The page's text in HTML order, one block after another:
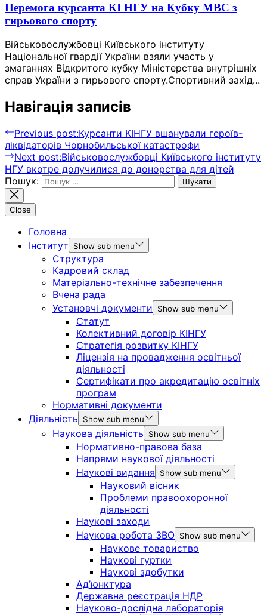
Перемога курсанта КІ НГУ на Кубку МВС з
гирьового спорту
Військовослужбовці Київського інституту
Національної гвардії України взяли участь у
змаганнях Відкритого кубку Міністерства внутрішніх
справ України з гирьового спорту.Спортивний захід...
Навігація записів
Previous post:Курсанти КІНГУ вшанували героїв-
ліквідаторів Чорнобильської катастрофи
Next post:Військовослужбовці Київського інституту
НГУ вкотре долучилися до донорства для дітей
Пошук:
Close
Головна
Інститут
Show sub menu
Структура
Кадровий склад
Матеріально-технічне забезпечення
Вчена рада
Установчі документи
Show sub menu
Статут
Колективний договір КІНГУ
Стратегія розвитку КІНГУ
Ліцензія на провадження освітньої
діяльності
Сертифікати про акредитацію освітніх
програм
Нормативні документи
Діяльність
Show sub menu
Наукова діяльність Show sub menu
Нормативно-правова база
Напрями наукової діяльності
Наукові видання
Show sub menu
Науковий вісник
Проблеми правоохоронної
діяльності
Наукові заходи
Наукова робота ЗВО Show sub menu
Наукове товариство
Наукові гуртки
Наукові здобутки
Ад’юнктура
Державна реєстрація НДР
Науково-дослідна лабораторія